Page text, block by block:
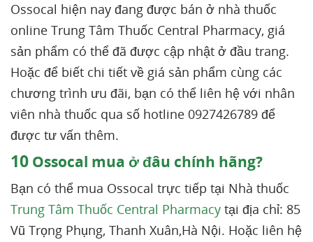
Ossocal hiện nay đang được bán ở nhà thuốc
online Trung Tâm Thuốc Central Pharmacy, giá
sản phẩm có thể đã được cập nhật ở đầu trang.
Hoặc để biết chi tiết về giá sản phẩm cùng các
chương trình ưu đãi, bạn có thể liên hệ với nhân
viên nhà thuốc qua số hotline 0927426789 để
được tư vấn thêm.
10 Ossocal mua ở đâu chính hãng?
Bạn có thể mua Ossocal trực tiếp tại Nhà thuốc
Trung Tâm Thuốc Central Pharmacy tại địa chỉ: 85
Vũ Trọng Phụng, Thanh Xuân,Hà Nội. Hoặc liên hệ